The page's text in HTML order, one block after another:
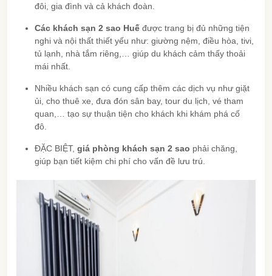
đôi, gia đình và cả khách đoàn.
Các khách sạn 2 sao Huế được trang bị đủ những tiện
nghi và nội thất thiết yếu như: giường nệm, điều hòa, tivi,
tủ lạnh, nhà tắm riêng,… giúp du khách cảm thấy thoải
mái nhất.
Nhiều khách sạn có cung cấp thêm các dịch vụ như giặt
ủi, cho thuê xe, đưa đón sân bay, tour du lịch, vé tham
quan,… tạo sự thuận tiện cho khách khi khám phá cố
đô.
ĐẶC BIỆT, giá phòng khách sạn 2 sao phải chăng,
giúp bạn tiết kiệm chi phí cho vấn đề lưu trú.